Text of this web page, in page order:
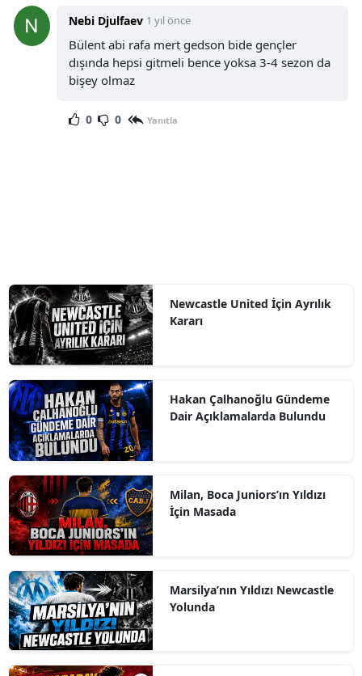
Nebi Djulfaev 1 yıl önce
Bülent abi rafa mert gedson bide gençler
dışında hepsi gitmeli bence yoksa 3-4 sezon da
bişey olmaz
0 0 Yanıtla
Newcastle United İçin Ayrılık
Kararı
Hakan Çalhanoğlu Gündeme
Dair Açıklamalarda Bulundu
Milan, Boca Juniors’ın Yıldızı
İçin Masada
Marsilya’nın Yıldızı Newcastle
Yolunda